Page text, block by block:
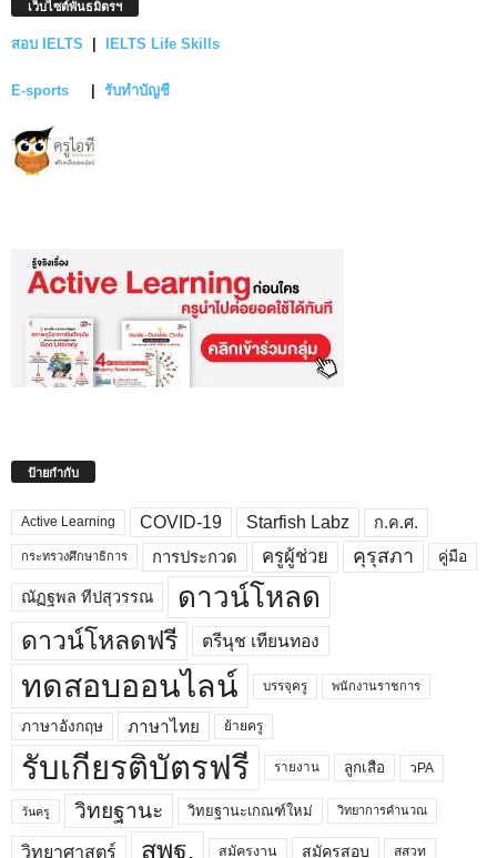
เว็บไซต์พันธมิตรฯ
สอบ IELTS IELTS Life Skills
E-sports รับทำบัญชี
ป้ายกำกับ
Active Learning COVID-19 Starfish Labz ก.ค.ศ.
กระทรวงศึกษาธิการ การประกวด ครูผู้ช่วย คุรุสภา คู่มือ
ณัฏฐพล ทีปสุวรรณ ดาวน์โหลด
ดาวน์โหลดฟรี ตรีนุช เทียนทอง
ทดสอบออนไลน์ บรรจุครู พนักงานราชการ
ภาษาอังกฤษ ภาษาไทย ย้ายครู
รับเกียรติบัตรฟรี รายงาน ลูกเสือ วPA
วันครู วิทยฐานะ วิทยฐานะเกณฑ์ใหม่ วิทยาการคำนวณ
วิทยาศาสตร์ สพฐ. สมัครงาน สมัครสอบ สสวท